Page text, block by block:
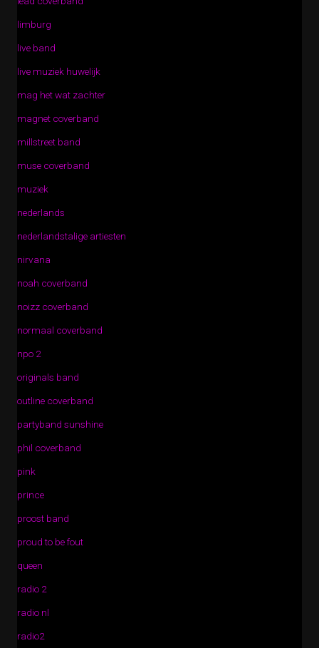
limburg
live band
live muziek huwelijk
mag het wat zachter
magnet coverband
millstreet band
muse coverband
muziek
nederlands
nederlandstalige artiesten
nirvana
noah coverband
noizz coverband
normaal coverband
npo 2
originals band
outline coverband
partyband sunshine
phil coverband
pink
prince
proost band
proud to be fout
queen
radio 2
radio nl
radio2